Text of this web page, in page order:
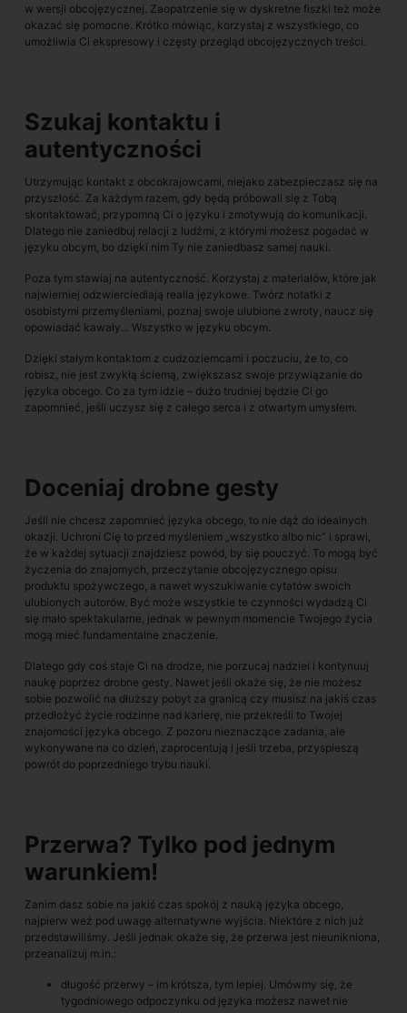
w wersji obcojęzycznej. Zaopatrzenie się w dyskretne fiszki też może
okazać się pomocne. Krótko mówiąc, korzystaj z wszystkiego, co
umożliwia Ci ekspresowy i częsty przegląd obcojęzycznych treści.
Szukaj kontaktu i
autentyczności
Utrzymując kontakt z obcokrajowcami, niejako zabezpieczasz się na
przyszłość. Za każdym razem, gdy będą próbowali się z Tobą
skontaktować, przypomną Ci o języku i zmotywują do komunikacji.
Dlatego nie zaniedbuj relacji z ludźmi, z którymi możesz pogadać w
języku obcym, bo dzięki nim Ty nie zaniedbasz samej nauki.
Poza tym stawiaj na autentyczność. Korzystaj z materiałów, które jak
najwierniej odzwierciedlają realia językowe. Twórz notatki z
osobistymi przemyśleniami, poznaj swoje ulubione zwroty, naucz się
opowiadać kawały... Wszystko w języku obcym.
Dzięki stałym kontaktom z cudzoziemcami i poczuciu, że to, co
robisz, nie jest zwykłą ściemą, zwiększasz swoje przywiązanie do
języka obcego. Co za tym idzie – dużo trudniej będzie Ci go
zapomnieć, jeśli uczysz się z całego serca i z otwartym umysłem.
Doceniaj drobne gesty
Jeśli nie chcesz zapomnieć języka obcego, to nie dąż do idealnych
okazji. Uchroni Cię to przed myśleniem „wszystko albo nic” i sprawi,
że w każdej sytuacji znajdziesz powód, by się pouczyć. To mogą być
życzenia do znajomych, przeczytanie obcojęzycznego opisu
produktu spożywczego, a nawet wyszukiwanie cytatów swoich
ulubionych autorów. Być może wszystkie te czynności wydadzą Ci
się mało spektakularne, jednak w pewnym momencie Twojego życia
mogą mieć fundamentalne znaczenie.
Dlatego gdy coś staje Ci na drodze, nie porzucaj nadziei i kontynuuj
naukę poprzez drobne gesty. Nawet jeśli okaże się, że nie możesz
sobie pozwolić na dłuższy pobyt za granicą czy musisz na jakiś czas
przedłożyć życie rodzinne nad karierę, nie przekreśli to Twojej
znajomości języka obcego. Z pozoru nieznaczące zadania, ale
wykonywane na co dzień, zaprocentują i jeśli trzeba, przyspieszą
powrót do poprzedniego trybu nauki.
Przerwa? Tylko pod jednym
warunkiem!
Zanim dasz sobie na jakiś czas spokój z nauką języka obcego,
najpierw weź pod uwagę alternatywne wyjścia. Niektóre z nich już
przedstawiliśmy. Jeśli jednak okaże się, że przerwa jest nieunikniona,
przeanalizuj m.in.:
długość przerwy – im krótsza, tym lepiej. Umówmy się, że
tygodniowego odpoczynku od języka możesz nawet nie